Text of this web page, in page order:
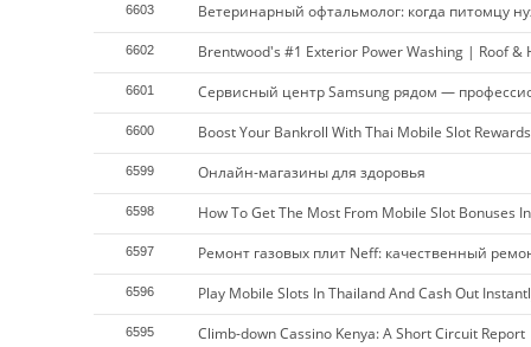
6603 Ветеринарный офтальмолог: когда питомцу
6602 Brentwood's #1 Exterior Power Washing | Roof &
6601 Сервисный центр Samsung рядом —
6600 Boost Your Bankroll With Thai Mobile Slot Rewards
6599 Онлайн-магазины для здоровья
6598 How To Get The Most From Mobile Slot Bonuses
6597 Ремонт газовых плит Neff: качественный
6596 Play Mobile Slots In Thailand And Cash Out
6595 Climb-down Cassino Kenya: A Short Circuit Report